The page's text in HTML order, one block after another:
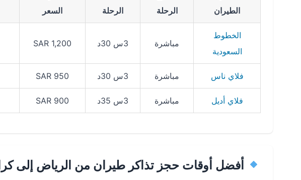
الطيران
الرحلة
الرحلة
السعر
الخطوط
السعودية
مباشرة 3س 30د 1,200 SAR
فلاي ناس مباشرة 3س 30د 950 SAR
فلاي أديل مباشرة 3س 35د 900 SAR
أفضل أوقات حجز تذاكر طيران من الرياض إلى